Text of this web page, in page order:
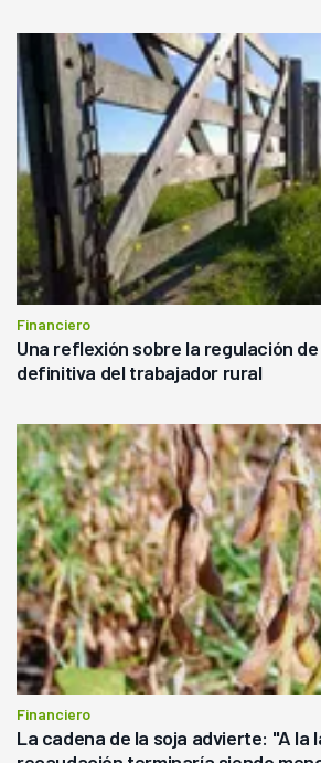
Financiero
Una reflexión sobre la regulación
definitiva del trabajador rural
Financiero
La cadena de la soja advierte: "A la